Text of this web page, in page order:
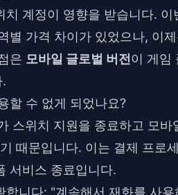
치 계정이 영향을 받습니다.
별 가격 차이가 있었으나, 이
은 모바일 글로벌 버전 이 게임
할 수 없게 되었나요?
스위치 지원을 종료하고 모바
때문입니다. 이는 결제 프로
서비스 종료입니다.
합니다: "계속해서 재화를 사